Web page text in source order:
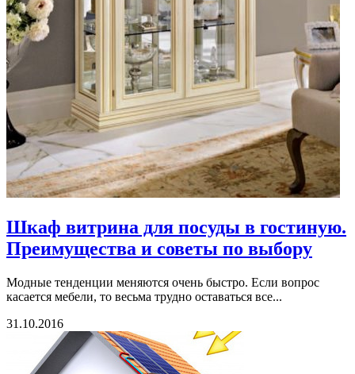
Шкаф витрина для посуды в гостиную.
Преимущества и советы по выбору
Модные тенденции меняются очень быстро. Если вопрос
касается мебели, то весьма трудно оставаться все...
31.10.2016